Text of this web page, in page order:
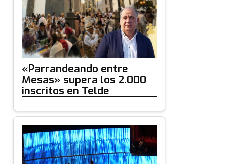
«Parrandeando entre
Mesas» supera los 2.000
inscritos en Telde